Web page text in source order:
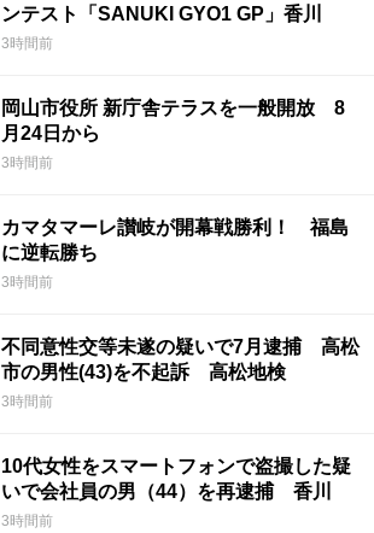
ンテスト「SANUKI GYO1 GP」香川
3時間前
岡山市役所 新庁舎テラスを一般開放 8
月24日から
3時間前
カマタマーレ讃岐が開幕戦勝利！ 福島
に逆転勝ち
3時間前
不同意性交等未遂の疑いで7月逮捕 高松
市の男性(43)を不起訴 高松地検
3時間前
10代女性をスマートフォンで盗撮した疑
いで会社員の男（44）を再逮捕 香川
3時間前